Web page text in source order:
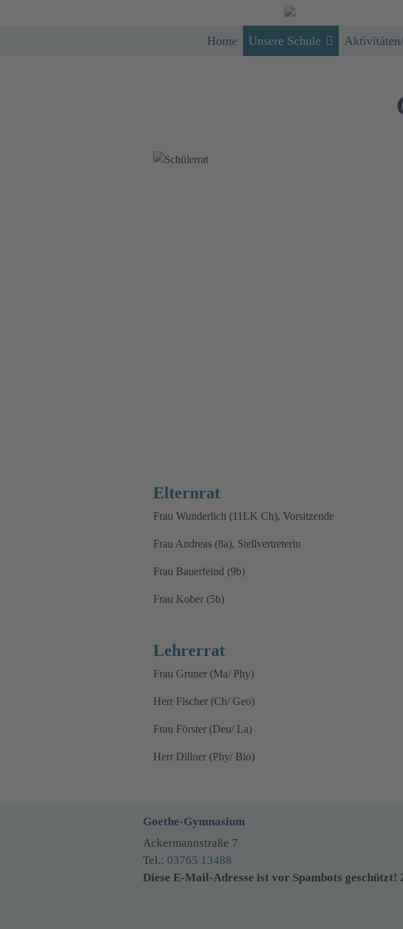
Home Unsere Schule
Elternrat
Frau Wunderlich (11LK Ch), Vorsitzende
Frau Andreas (8a), Stellvertreterin
Frau Bauerfeind (9b)
Frau Kober (5b)
Lehrerrat
Frau Gruner (Ma/ Phy)
Herr Fischer (Ch/ Geo)
Frau Förster (Deu/ La)
Herr Dillner (Phy/ Bio)
Goethe-Gymnasium
Ackermannstraße 7
Tel.: 03765 13488
Diese E-Mail-Adresse ist vor Spambots geschützt!